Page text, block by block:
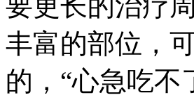
丰富的部位，
的，“心急吃不